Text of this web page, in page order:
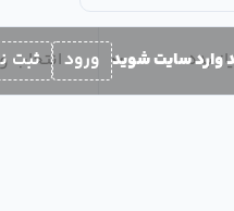
بده
وارد سایت شوید ورود ثبت